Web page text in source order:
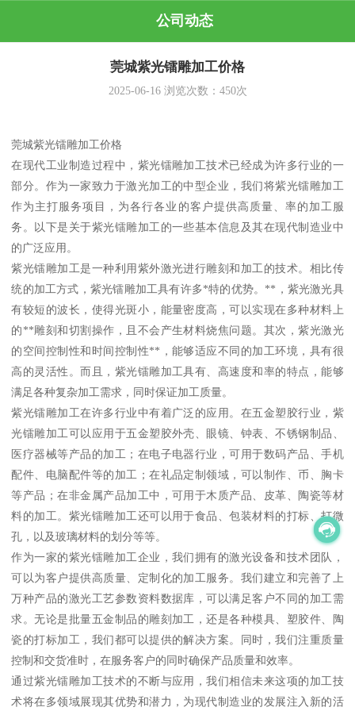
公司动态
莞城紫光镭雕加工价格
2025-06-16浏览次数： 450次
莞城紫光镭雕加工价格
在现代工业制造过程中，紫光镭雕加工技术已经成为许多行业的一
部分。作为一家致力于激光加工的中型企业，我们将紫光镭雕加工
作为主打服务项目，为各行各业的客户提供高质量、率的加工服
务。以下是关于紫光镭雕加工的一些基本信息及其在现代制造业中
的广泛应用。
紫光镭雕加工是一种利用紫外激光进行雕刻和加工的技术。相比传
统的加工方式，紫光镭雕加工具有许多*特的优势。**，紫光激光具
有较短的波长，使得光斑小，能量密度高，可以实现在多种材料上
的**雕刻和切割操作，且不会产生材料烧焦问题。其次，紫光激光
的空间控制性和时间控制性**，能够适应不同的加工环境，具有很
高的灵活性。而且，紫光镭雕加工具有、高速度和率的特点，能够
满足各种复杂加工需求，同时保证加工质量。
紫光镭雕加工在许多行业中有着广泛的应用。在五金塑胶行业，紫
光镭雕加工可以应用于五金塑胶外壳、眼镜、钟表、不锈钢制品、
医疗器械等产品的加工；在电子电器行业，可用于数码产品、手机
配件、电脑配件等的加工；在礼品定制领域，可以制作、币、胸卡
等产品；在非金属产品加工中，可用于木质产品、皮革、陶瓷等材
料的加工。紫光镭雕加工还可以用于食品、包装材料的打标、打微
孔，以及玻璃材料的划分等等。
作为一家的紫光镭雕加工企业，我们拥有的激光设备和技术团队，
可以为客户提供高质量、定制化的加工服务。我们建立和完善了上
万种产品的激光工艺参数资料数据库，可以满足客户不同的加工需
求。无论是批量五金制品的雕刻加工，还是各种模具、塑胶件、陶
瓷的打标加工，我们都可以提供的解决方案。同时，我们注重质量
控制和交货准时，在服务客户的同时确保产品质量和效率。
通过紫光镭雕加工技术的不断与应用，我们相信未来这项的加工技
术将在多领域展现其优势和潜力，为现代制造业的发展注入新的活